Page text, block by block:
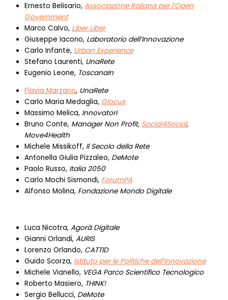
Ernesto Belisario, Associazione Italiana per l’Open
Government
Marco Calvo, Liber Liber
Giuseppe Iacono, Laboratorio dell’Innovazione
Carlo Infante, Urban Experience
Stefano Laurenti, UnaRete
Eugenio Leone, ToscanaIn
Flavia Marzano, UnaRete
Carlo Maria Medaglia, Glocus
Massimo Melica, Innovatori
Bruno Conte, Manager Non Profit, Social4Social,
Move4Health
Michele Missikoff, Il Secolo della Rete
Antonella Giulia Pizzaleo, DeMote
Paolo Russo, Italia 2050
Carlo Mochi Sismondi, ForumPA
Alfonso Molina, Fondazione Mondo Digitale
Luca Nicotra, Agorà Digitale
Gianni Orlandi, AURIS
Lorenzo Orlando, CATTID
Guido Scorza, Istituto per le Politiche dell’Innovazione
Michele Vianello, VEGA Parco Scientifico Tecnologico
Roberto Masiero, THINK!
Sergio Bellucci, DeMote